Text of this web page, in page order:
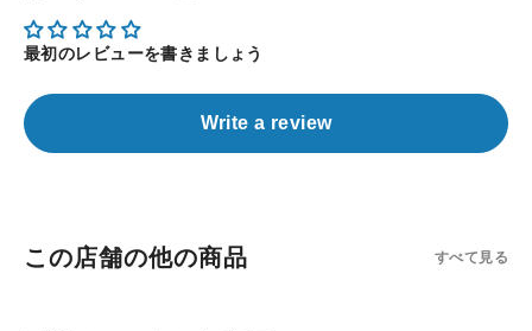
最初のレビューを書きましょう
Write a review
この店舗の他の商品 すべて見る